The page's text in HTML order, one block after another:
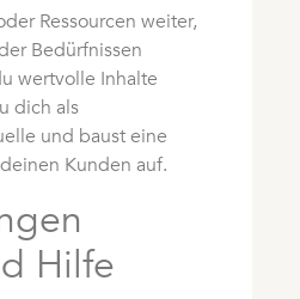
Ressourcen weiter,
Bedürfnissen
wertvolle Inhalte
dich als
und baust eine
Kunden auf.
Hilfe